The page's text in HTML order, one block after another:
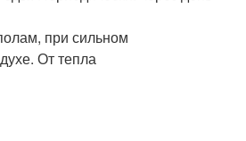
при сильном
От тепла